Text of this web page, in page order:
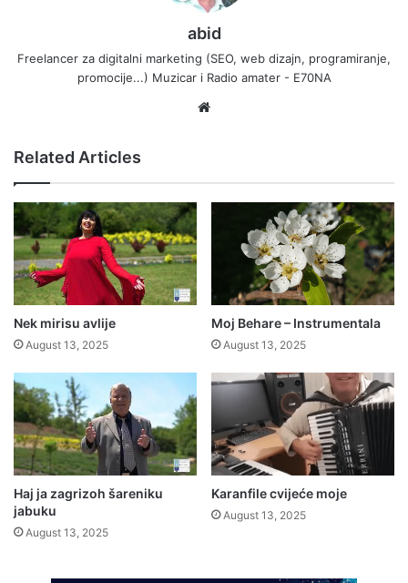
abid
Freelancer za digitalni marketing (SEO, web dizajn, programiranje,
promocije...) Muzicar i Radio amater - E70NA
Related Articles
Nek mirisu avlije
August 13, 2025
Moj Behare – Instrumentala
August 13, 2025
Haj ja zagrizoh šareniku
jabuku
August 13, 2025
Karanfile cvijeće moje
August 13, 2025